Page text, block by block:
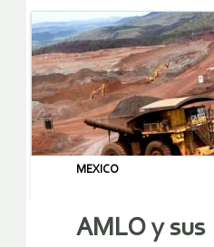
MEXICO
AMLO y sus